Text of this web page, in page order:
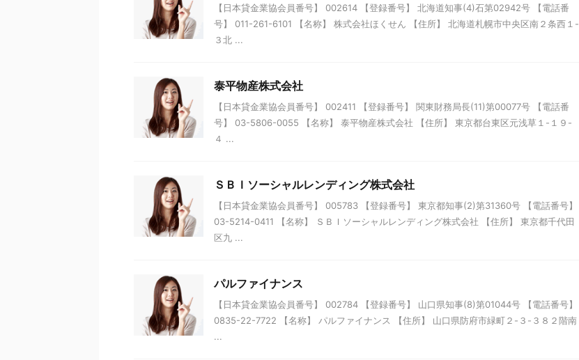
【日本貸金業協会員番号】 002614 【登録番号】 北海道知事(4)石第02942号 【電話番
号】 011-261-6101 【名称】 株式会社ほくせん 【住所】 北海道札幌市中央区南２条西１-
３北 ...
泰平物産株式会社
【日本貸金業協会員番号】 002411 【登録番号】 関東財務局長(11)第00077号 【電話番
号】 03-5806-0055 【名称】 泰平物産株式会社 【住所】 東京都台東区元浅草１-１９-
４ ...
ＳＢＩソーシャルレンディング株式会社
【日本貸金業協会員番号】 005783 【登録番号】 東京都知事(2)第31360号 【電話番号】
03-5214-0411 【名称】 ＳＢＩソーシャルレンディング株式会社 【住所】 東京都千代田
区九 ...
パルファイナンス
【日本貸金業協会員番号】 002784 【登録番号】 山口県知事(8)第01044号 【電話番号】
0835-22-7722 【名称】 パルファイナンス 【住所】 山口県防府市緑町２-３-３８２階南
...